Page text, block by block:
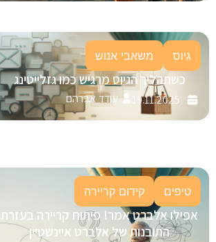
גיוס משאבי אנוש
כשתהליך הגיוס מרגיש כמו גזלייטינג
19.11.2025 עודד אברהם
טיפים קידום קריירה
אפילו אלברט אמר! פיתוח קריירה בעזרת
התובנות של אלברט איינשטיין